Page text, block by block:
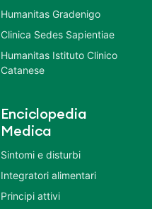
Humanitas Gradenigo
Clinica Sedes Sapientiae
Humanitas Istituto Clinico
Catanese
Enciclopedia
Medica
Sintomi e disturbi
Integratori alimentari
Principi attivi